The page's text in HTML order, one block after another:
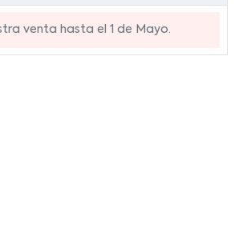
venta hasta el 1 de Mayo.